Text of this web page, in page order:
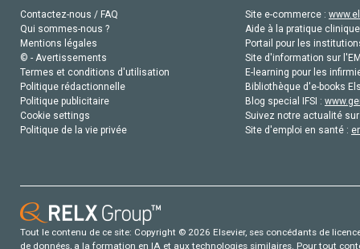
Contactez-nous / FAQ
Qui sommes-nous ?
Mentions légales
© - Avertissements
Termes et conditions d'utilisation
Politique rédactionnelle
Politique publicitaire
Cookie settings
Politique de la vie privée
Site e-commerce :
Aide à la pratique
Portail pour les
Site d'information sur
E-learning pour les
Bibliothèque d'e-books
Blog special IFSI :
Suivez notre actualité
Site d'emploi en santé :
Tout le contenu de ce site: Copyright © 2026 Elsevier, ses concédants de
de données, a la formation en IA et aux technologies similaires. Pour tout